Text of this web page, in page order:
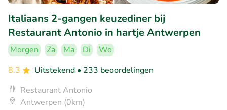
Italiaans 2-gangen keuzediner bij
Restaurant Antonio in hartje Antwerpen
Morgen Za Ma Di
Wo
8.3
Uitstekend • 233 beoordelingen
Restaurant Antonio
Antwerpen (0km)